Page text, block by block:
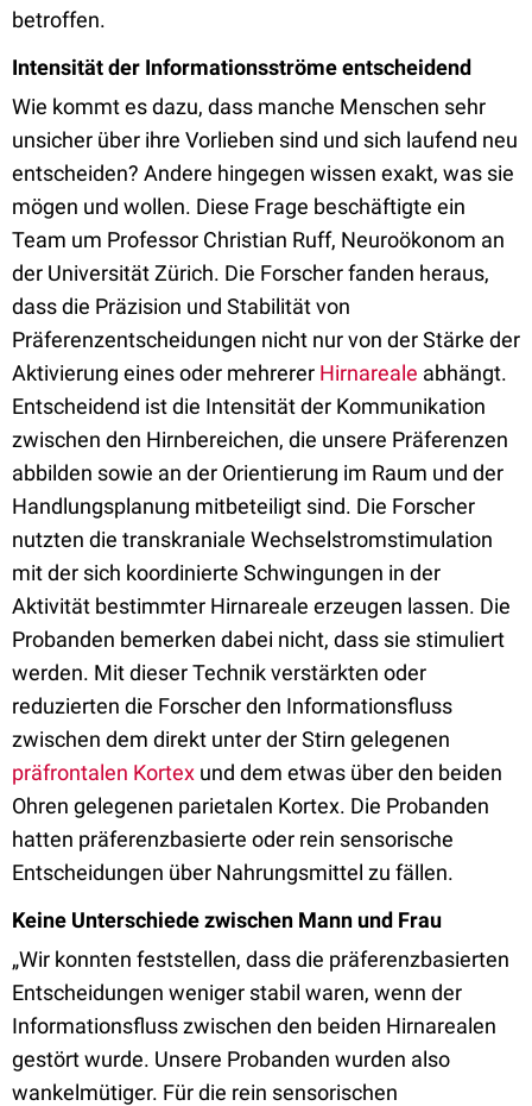
betroffen.
Intensität der Informationsströme entscheidend
Wie kommt es dazu, dass manche Menschen sehr
unsicher über ihre Vorlieben sind und sich laufend neu
entscheiden? Andere hingegen wissen exakt, was sie
mögen und wollen. Diese Frage beschäftigte ein
Team um Professor Christian Ruff, Neuroökonom an
der Universität Zürich. Die Forscher fanden heraus,
dass die Präzision und Stabilität von
Präferenzentscheidungen nicht nur von der Stärke der
Aktivierung eines oder mehrerer Hirnareale abhängt.
Entscheidend ist die Intensität der Kommunikation
zwischen den Hirnbereichen, die unsere Präferenzen
abbilden sowie an der Orientierung im Raum und der
Handlungsplanung mitbeteiligt sind. Die Forscher
nutzten die transkraniale Wechselstromstimulation
mit der sich koordinierte Schwingungen in der
Aktivität bestimmter Hirnareale erzeugen lassen. Die
Probanden bemerken dabei nicht, dass sie stimuliert
werden. Mit dieser Technik verstärkten oder
reduzierten die Forscher den Informationsfluss
zwischen dem direkt unter der Stirn gelegenen
präfrontalen Kortex und dem etwas über den beiden
Ohren gelegenen parietalen Kortex. Die Probanden
hatten präferenzbasierte oder rein sensorische
Entscheidungen über Nahrungsmittel zu fällen.
Keine Unterschiede zwischen Mann und Frau
„Wir konnten feststellen, dass die präferenzbasierten
Entscheidungen weniger stabil waren, wenn der
Informationsfluss zwischen den beiden Hirnarealen
gestört wurde. Unsere Probanden wurden also
wankelmütiger. Für die rein sensorischen